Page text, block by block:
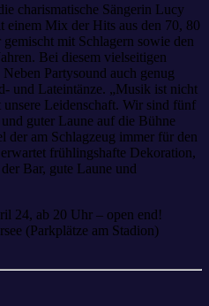
charismatische Sängerin Lucy
einem Mix der Hits aus den 70, 80
mit Schlagern sowie den
Bei diesem vielseitigen
Partysound auch genug
und Lateintänze. „Musik ist nicht
Leidenschaft. Wir sind fünf
guter Laune auf die Bühne
der am Schlagzeug immer für den
frühlingshafte Dekoration,
Bar, gute Laune und
24, ab 20 Uhr – open end!
(Parkplätze am Stadion)